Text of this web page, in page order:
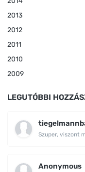
2013
2012
2011
2010
2009
LEGUTÓBBI
Szuper, viszont
Anonymous